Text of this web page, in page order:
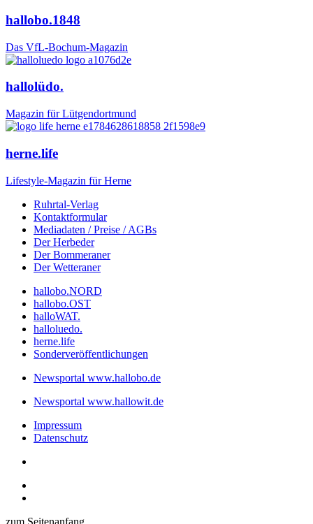
hallobo.1848
Das VfL-Bochum-Magazin
hallolüdo.
Magazin für Lütgendortmund
herne.life
Lifestyle-Magazin für Herne
Ruhrtal-Verlag
Kontaktformular
Mediadaten / Preise / AGBs
Der Herbeder
Der Bommeraner
Der Wetteraner
hallobo.NORD
hallobo.OST
halloWAT.
halloluedo.
herne.life
Sonderveröffentlichungen
Newsportal www.hallobo.de
Newsportal www.hallowit.de
Impressum
Datenschutz
zum Seitenanfang